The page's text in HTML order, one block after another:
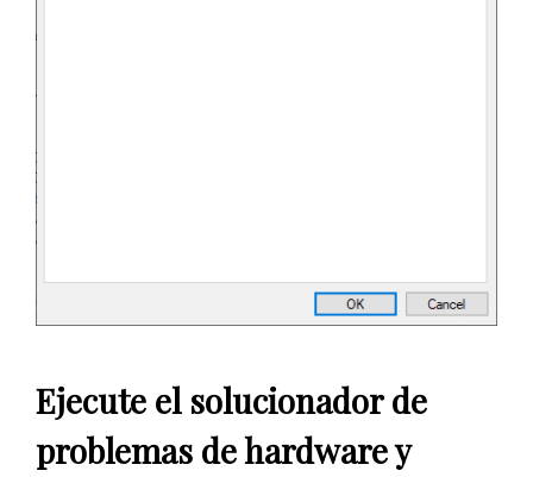
Ejecute el solucionador de
problemas de hardware y